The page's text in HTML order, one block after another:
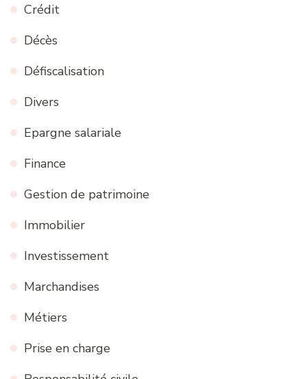
Crédit
Décès
Défiscalisation
Divers
Epargne salariale
Finance
Gestion de patrimoine
Immobilier
Investissement
Marchandises
Métiers
Prise en charge